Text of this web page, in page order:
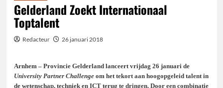
Gelderland Zoekt Internationaal
Toptalent
Redacteur 26 januari 2018
Arnhem – Provincie Gelderland lanceert vrijdag 26 januari de
University Partner Challengeom het tekort aan hoogopgeleid talent in
de wetenschap, techniek en ICT terug te dringen. Door een combinatie